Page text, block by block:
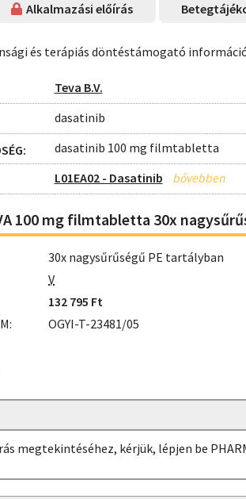
Alkalmazási előírás
és terápiás döntéstámogató
Teva B.V.
dasatinib
dasatinib 100 mg filmtabletta
L01EA02 - Dasatinib
100 mg filmtabletta 30x
30x nagysűrűségű PE tartályban
V
132 795 Ft
OGYI-T-23481/05
megtekintéséhez, kérjük, lépjen be